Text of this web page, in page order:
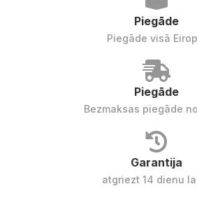
Piegāde
Piegāde visā
Piegāde
Bezmaksas piegāde
Garantija
atgriezt 14 dienu